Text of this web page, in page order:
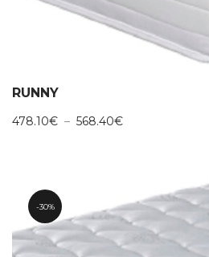
RUNNY
478.10€ – 568.40€Plage
568.40€
30%